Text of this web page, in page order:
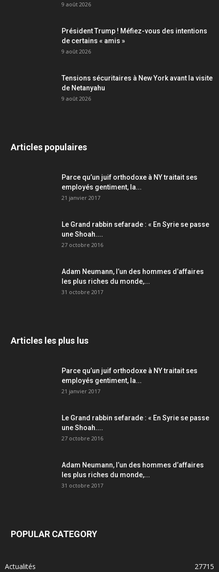
9 août 2026
Président Trump ! Méfiez-vous des intentions
de certains « amis »
9 août 2026
Tensions sécuritaires à New York avant la visite
de Netanyahu
9 août 2026
Articles populaires
Parce qu’un juif orthodoxe à NY traitait ses
employés gentiment, la...
21 janvier 2017
Le Grand rabbin sefarade : « En Syrie se passe
une Shoah....
27 octobre 2016
Adam Neumann, l’un des hommes d’affaires
les plus riches du monde,...
31 octobre 2017
Articles les plus lus
Parce qu’un juif orthodoxe à NY traitait ses
employés gentiment, la...
21 janvier 2017
Le Grand rabbin sefarade : « En Syrie se passe
une Shoah....
27 octobre 2016
Adam Neumann, l’un des hommes d’affaires
les plus riches du monde,...
31 octobre 2017
POPULAR CATEGORY
Actualités
27715